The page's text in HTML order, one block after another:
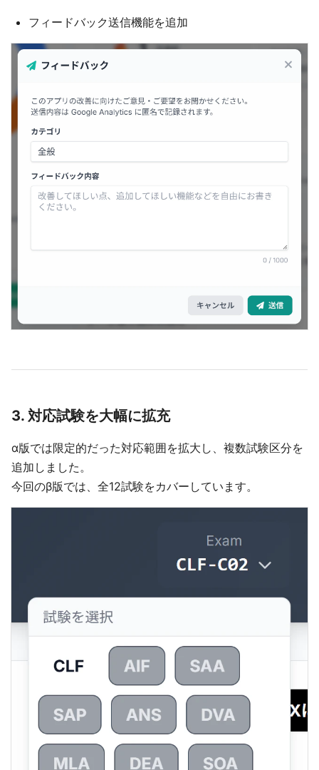
フィードバック送信機能を追加
3. 対応試験を大幅に拡充
α版では限定的だった対応範囲を拡大し、複数試験区分を
追加しました。
今回のβ版では、全12試験をカバーしています。